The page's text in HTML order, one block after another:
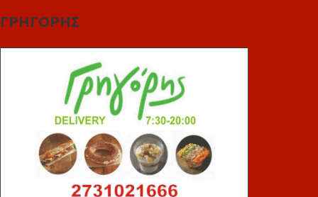
ΓΡΗΓΟΡΗΣ